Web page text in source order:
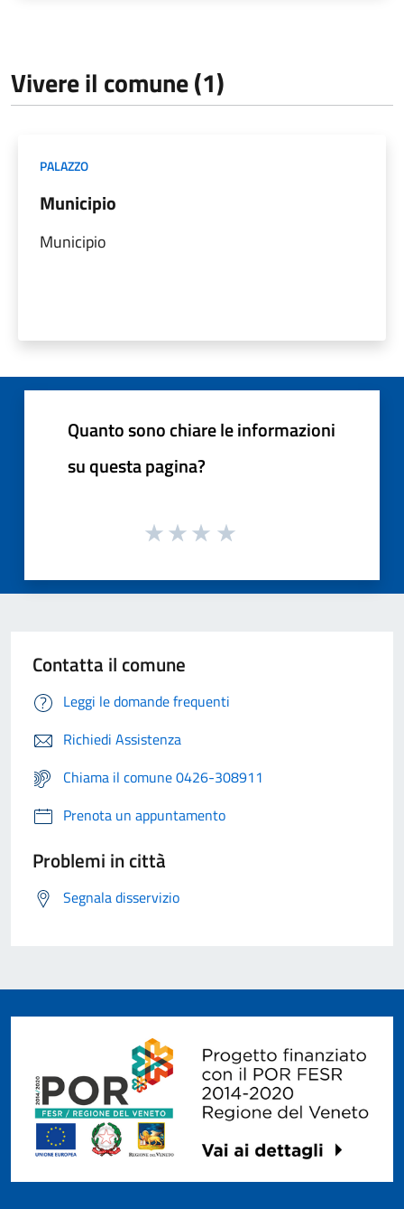
Vivere il comune (1)
PALAZZO
Municipio
Municipio
Quanto sono chiare le informazioni
su questa pagina?
Contatta il comune
Leggi le domande frequenti
Richiedi Assistenza
Chiama il comune 0426-308911
Prenota un appuntamento
Problemi in città
Segnala disservizio